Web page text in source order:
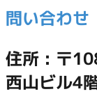
問い合わせ
住所 : 〒
西山ビル4